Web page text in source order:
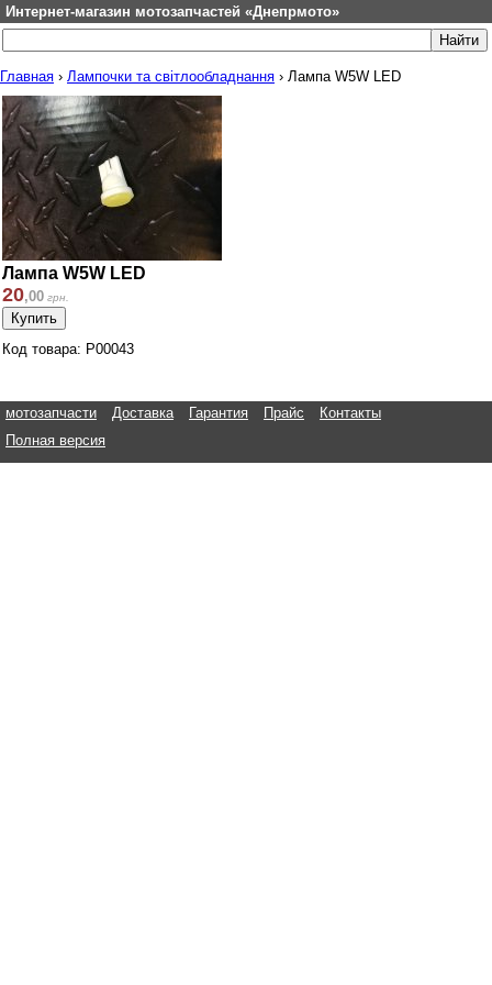
Интернет-магазин мотозапчастей «Днепрмото»
Главная › Лампочки та світлообладнання › Лампа W5W LED
Лампа W5W LED
20,00 грн.
Код товара: P00043
мотозапчасти Доставка Гарантия Прайс
Контакты
Полная версия